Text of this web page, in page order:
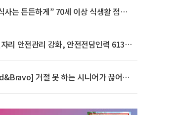
사는 든든하게” 70세 이상 식생활 점수
리 안전관리 강화, 안전전담인력 613명
거절 못 하는 시니어가 끊어야